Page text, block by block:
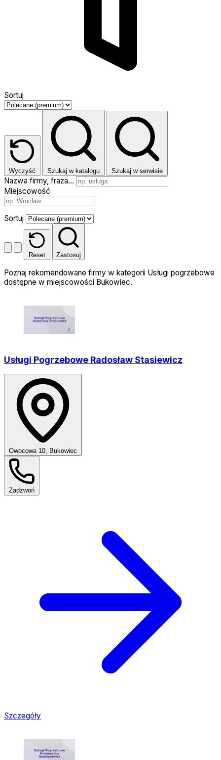
Sortuj
Wyczyść Szukaj w katalogu Szukaj w serwisie
Nazwa firmy, fraza…
Miejscowość
Sortuj
Reset Zastosuj
Poznaj rekomendowane firmy w kategorii Usługi pogrzebowe
dostępne w miejscowości Bukowiec.
Usługi Pogrzebowe Radosław Stasiewicz
Owocowa 10, Bukowiec
Zadzwoń
Szczegóły